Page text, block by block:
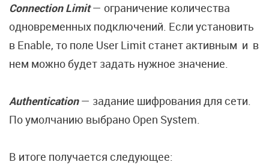
Connection Limit— ограничение количества
одновременных подключений. Если установить
в Enable, то поле User Limit станет активным и в
нем можно будет задать нужное значение.
Authentication— задание шифрования для сети.
По умолчанию выбрано Open System.
В итоге получается следующее: